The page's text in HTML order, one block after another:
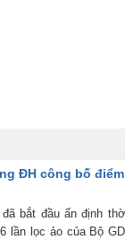
ĐH công bố
bắt đầu ấn định
lần lọc ảo của Bộ